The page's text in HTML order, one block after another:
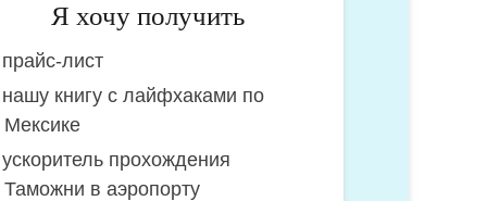
Я хочу получить
лист
книгу с лайфхаками по
Мексике
прохождения
Таможни в аэропорту